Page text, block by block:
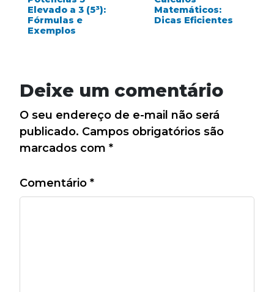
Elevado a 3 (5³):
Fórmulas e
Exemplos
Matemáticos:
Dicas Eficientes
Deixe um comentário
O seu endereço de e-mail não será
publicado. Campos obrigatórios são
marcados com *
Comentário *